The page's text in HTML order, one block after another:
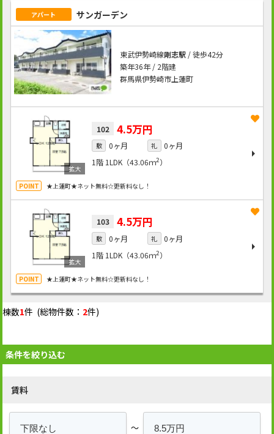
アパート サンガーデン
東武伊勢崎線剛志駅/ 徒歩42分
築年36年 / 2階建
群馬県伊勢崎市上蓮町
102 4.5万円
敷 0ヶ月 礼
0ヶ月
1階 1LDK（43.06ｍ2）
★上蓮町★ネット無料☆更新料なし！
103 4.5万円
敷 0ヶ月 礼
0ヶ月
1階 1LDK（43.06ｍ2）
★上蓮町★ネット無料☆更新料なし！
棟数1件 (総物件数： 2件)
条件を絞り込む
賃料
～